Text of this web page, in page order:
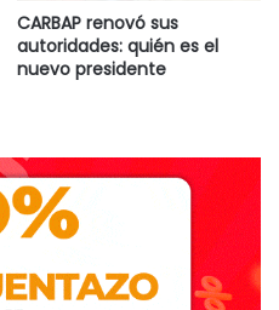
CARBAP renovó sus
autoridades: quién es el
nuevo presidente